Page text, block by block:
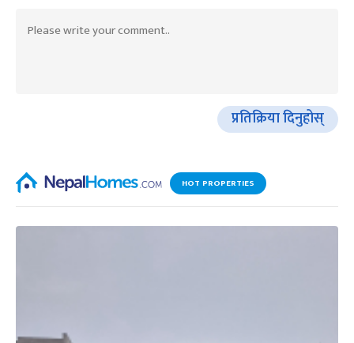
प्रतिक्रिया दिनुहोस्
HOT PROPERTIES